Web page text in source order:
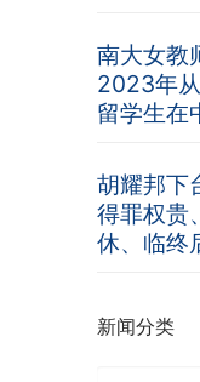
南大女教
2023年
留学生在
胡耀邦下
得罪权贵
休、临终
新闻分类